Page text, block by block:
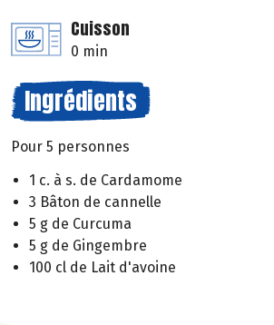
Cuisson
0 min
Ingrédients
Pour 5 personnes
1 c. à s. de Cardamome
3 Bâton de cannelle
5 g de Curcuma
5 g de Gingembre
100 cl de Lait d'avoine